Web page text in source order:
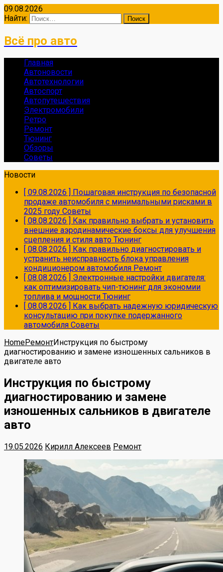
09.08.2026
Найти:
Всё про авто
Главная
Автоновости
Автотехнологии
Автоспорт
Автопутешествия
Электромобили
Ретро
Ремонт
Тюнинг
Обзоры
Советы
Новости
[ 09.08.2026 ] Пошаговая инструкция по безопасной
продаже автомобиля с минимальными рисками в
2025 году Советы
[ 08.08.2026 ] Как правильно выбрать и установить
внешние аэродинамические боксы для улучшения
сцепления и стиля авто Тюнинг
[ 08.08.2026 ] Как правильно диагностировать и
устранить неисправность блока управления
кондиционером автомобиля Ремонт
[ 08.08.2026 ] Электронные настройки двигателя:
как оптимизировать чип-тюнинг для экономии
топлива и мощности Тюнинг
[ 08.08.2026 ] Как выбрать надежную юридическую
консультацию при покупке подержанного
автомобиля Советы
HomeРемонтИнструкция по быстрому
диагностированию и замене изношенных сальников в
двигателе авто
Инструкция по быстрому
диагностированию и замене
изношенных сальников в двигателе
авто
19.05.2026 Кирилл Алексеев Ремонт